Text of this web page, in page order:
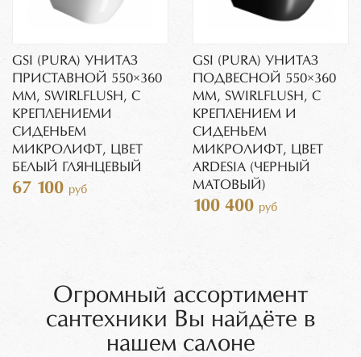
GSI (PURA) УНИТАЗ
ПРИСТАВНОЙ 550×360
ММ, SWIRLFLUSH, С
КРЕПЛЕНИЕМИ
СИДЕНЬЕМ
МИКРОЛИФТ, ЦВЕТ
БЕЛЫЙ ГЛЯНЦЕВЫЙ
67 100 руб
GSI (PURA) УНИТАЗ
ПОДВЕСНОЙ 550×360
ММ, SWIRLFLUSH, С
КРЕПЛЕНИЕМ И
СИДЕНЬЕМ
МИКРОЛИФТ, ЦВЕТ
ARDESIA (ЧЕРНЫЙ
МАТОВЫЙ)
100 400 руб
Огромный ассортимент
сантехники Вы найдёте в
нашем салоне